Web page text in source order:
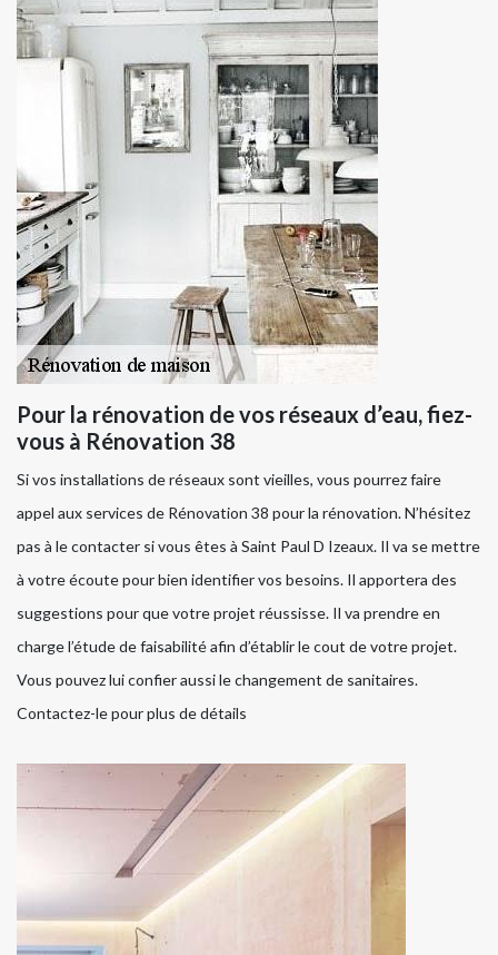
Pour la rénovation de vos réseaux d’eau, fiez-
vous à Rénovation 38
Si vos installations de réseaux sont vieilles, vous pourrez faire
appel aux services de Rénovation 38 pour la rénovation. N’hésitez
pas à le contacter si vous êtes à Saint Paul D Izeaux. Il va se mettre
à votre écoute pour bien identifier vos besoins. Il apportera des
suggestions pour que votre projet réussisse. Il va prendre en
charge l’étude de faisabilité afin d’établir le cout de votre projet.
Vous pouvez lui confier aussi le changement de sanitaires.
Contactez-le pour plus de détails